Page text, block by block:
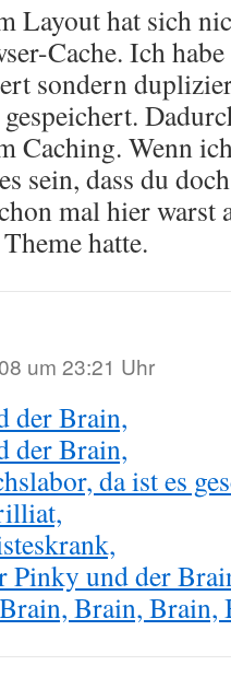
Layout hat sich
Cache. Ich
sondern
Caching. Wenn
sein, dass du
mal hier warst
hatte.
um 23:21 Uhr
der Brain,
der Brain,
da ist es
Pinky und der
Brain,